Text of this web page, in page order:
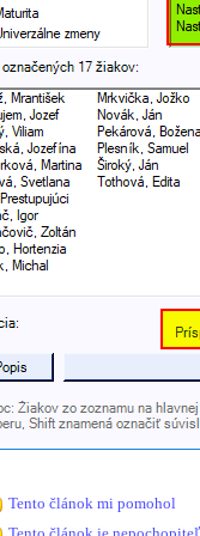
Tento článok mi pomohol